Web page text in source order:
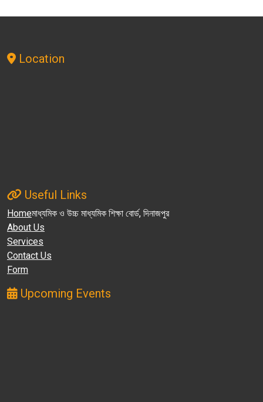
Location
Useful Links
Homeমাধ্যমিক ও উচ্চ মাধ্যমিক শিক্ষা বোর্ড, দিনাজপুর
About Us
Services
Contact Us
Form
Upcoming Events